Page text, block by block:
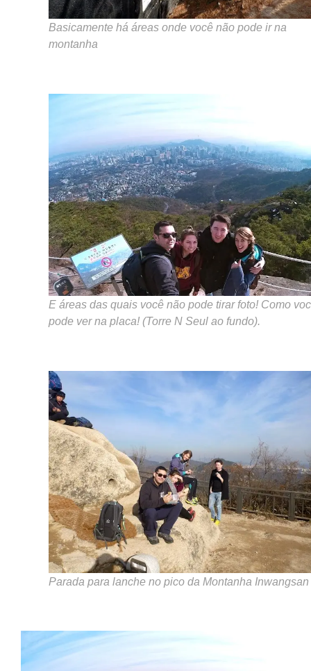
Basicamente há áreas onde você não pode ir na
montanha
E áreas das quais você não pode tirar foto! Como
pode ver na placa! (Torre N Seul ao fundo).
Parada para lanche no pico da Montanha Inwangsan